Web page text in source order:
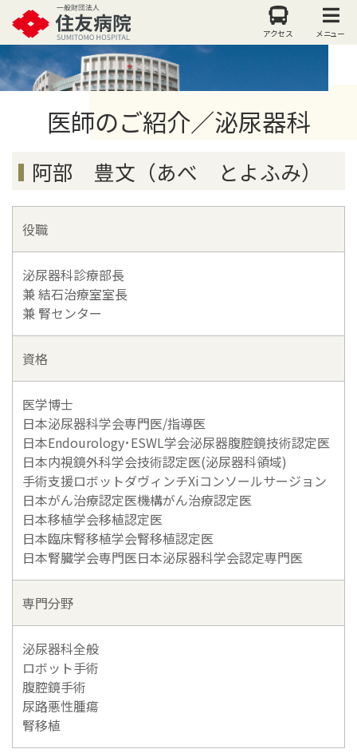
アクセス メニュー
医師のご紹介／泌尿器科
阿部 豊文（あべ とよふみ）
役職
泌尿器科診療部長
兼 結石治療室室長
兼 腎センター
資格
医学博士
日本泌尿器科学会専門医/指導医
日本Endourology･ESWL学会泌尿器腹腔鏡技術認定医
日本内視鏡外科学会技術認定医(泌尿器科領域)
手術支援ロボットダヴィンチXiコンソールサージョン
日本がん治療認定医機構がん治療認定医
日本移植学会移植認定医
日本臨床腎移植学会腎移植認定医
日本腎臓学会専門医日本泌尿器科学会認定専門医
専門分野
泌尿器科全般
ロボット手術
腹腔鏡手術
尿路悪性腫瘍
腎移植